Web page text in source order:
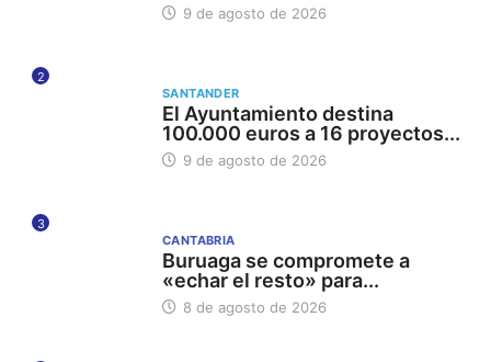
9 de agosto de 2026
2
SANTANDER
El Ayuntamiento destina
100.000 euros a 16 proyectos...
9 de agosto de 2026
3
CANTABRIA
Buruaga se compromete a
«echar el resto» para...
8 de agosto de 2026